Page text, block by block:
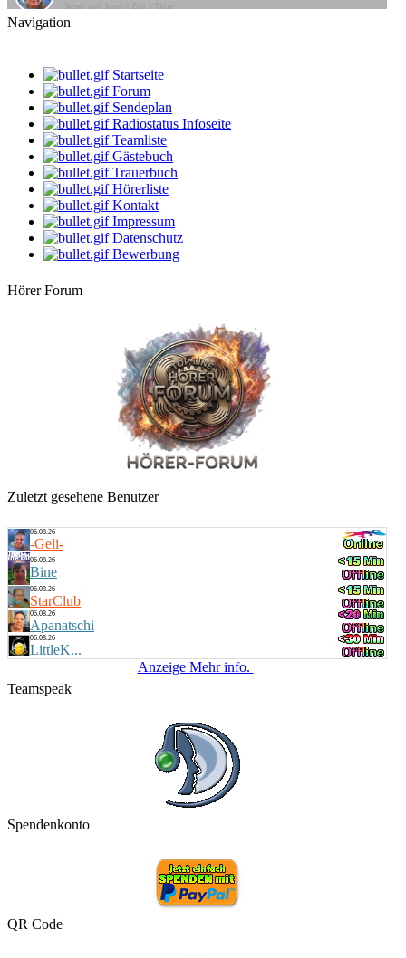
20:00 Uhr
08:00 Uhr
klaus
Gute Laune Musik
10:00 Uhr
Mario
2. Frühstück
12:00 Uhr
StarClub
Der bunte Notensalat
14:00 Uhr
Dieses und Jenes - Zeit - Time
Navigation
Startseite
Forum
Sendeplan
Radiostatus Infoseite
Teamliste
Gästebuch
Trauerbuch
Hörerliste
Kontakt
Impressum
Datenschutz
Bewerbung
Hörer Forum
Zuletzt gesehene Benutzer
06.08.26
-Geli-
06.08.26
Bine
06.08.26
StarClub
06.08.26
Apanatschi
06.08.26
LittleK...
Anzeige Mehr info.
Teamspeak
Spendenkonto
QR Code